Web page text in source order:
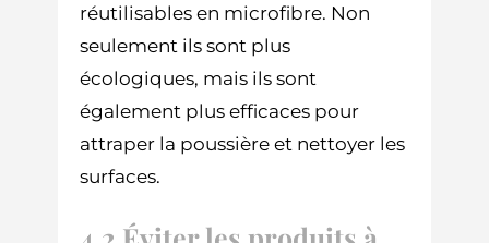
réutilisables en microfibre. Non
seulement ils sont plus
écologiques, mais ils sont
également plus efficaces pour
attraper la poussière et nettoyer les
surfaces.